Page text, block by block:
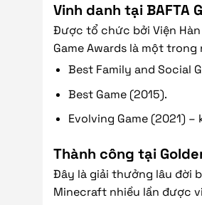
Vinh danh tại BAFTA
Được tổ chức bởi Viện Hàn
Game Awards là một
Best Family and Social
Best Game (2015).
Evolving Game (2021)
Thành công tại
Đây là giải thưởng lâu đời
Minecraft nhiều lần được